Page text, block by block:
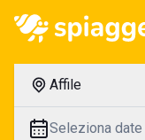
Affile
Seleziona date